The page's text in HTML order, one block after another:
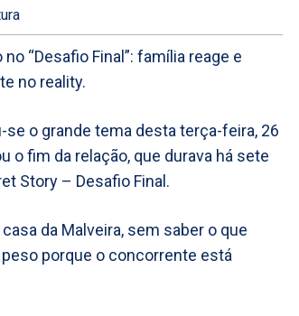
“Desafio Final”: família reage e
no reality.
o grande tema desta terça-feira, 26
o fim da relação, que durava há sete
Story – Desafio Final.
da Malveira, sem saber o que
porque o concorrente está